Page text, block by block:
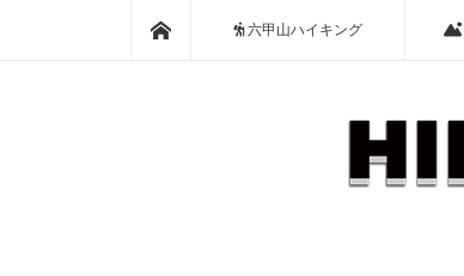
ホーム六甲山ハイキング